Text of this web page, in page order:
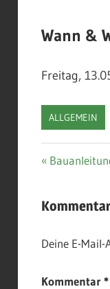
Wann &
Freitag,
ALLGEMEIN
Vorheriger
Deine E-
Kommentar*